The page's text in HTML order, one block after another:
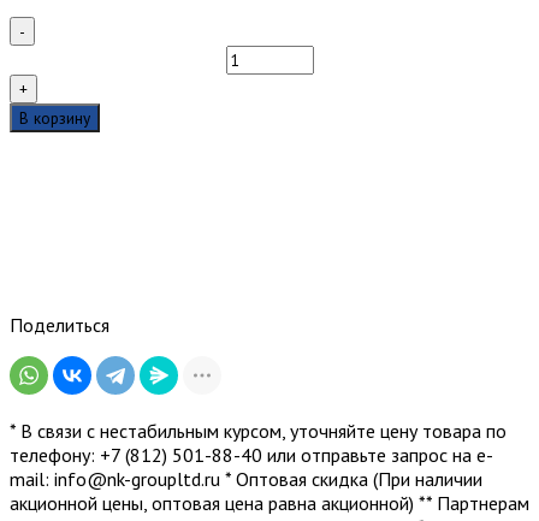
-
Количество
товара
+
В корзину
Поделиться
* В связи с нестабильным курсом, уточняйте цену товара по
телефону: +7 (812) 501-88-40 или отправьте запрос на е-
mail: info@nk-groupltd.ru * Оптовая скидка (При наличии
акционной цены, оптовая цена равна акционной) ** Партнерам